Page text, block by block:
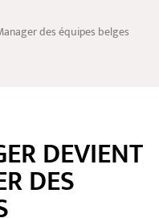
des équipes belges
DEVIENT
DES